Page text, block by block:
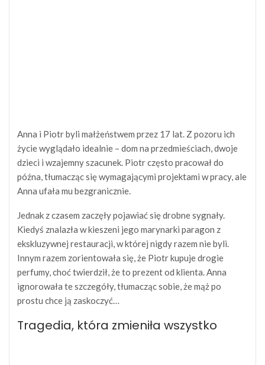
Anna i Piotr byli małżeństwem przez 17 lat. Z pozoru ich
życie wyglądało idealnie – dom na przedmieściach, dwoje
dzieci i wzajemny szacunek. Piotr często pracował do
późna, tłumacząc się wymagającymi projektami w pracy, ale
Anna ufała mu bezgranicznie.
Jednak z czasem zaczęły pojawiać się drobne sygnały.
Kiedyś znalazła w kieszeni jego marynarki paragon z
ekskluzywnej restauracji, w której nigdy razem nie byli.
Innym razem zorientowała się, że Piotr kupuje drogie
perfumy, choć twierdził, że to prezent od klienta. Anna
ignorowała te szczegóły, tłumacząc sobie, że mąż po
prostu chce ją zaskoczyć…
Tragedia, która zmieniła wszystko